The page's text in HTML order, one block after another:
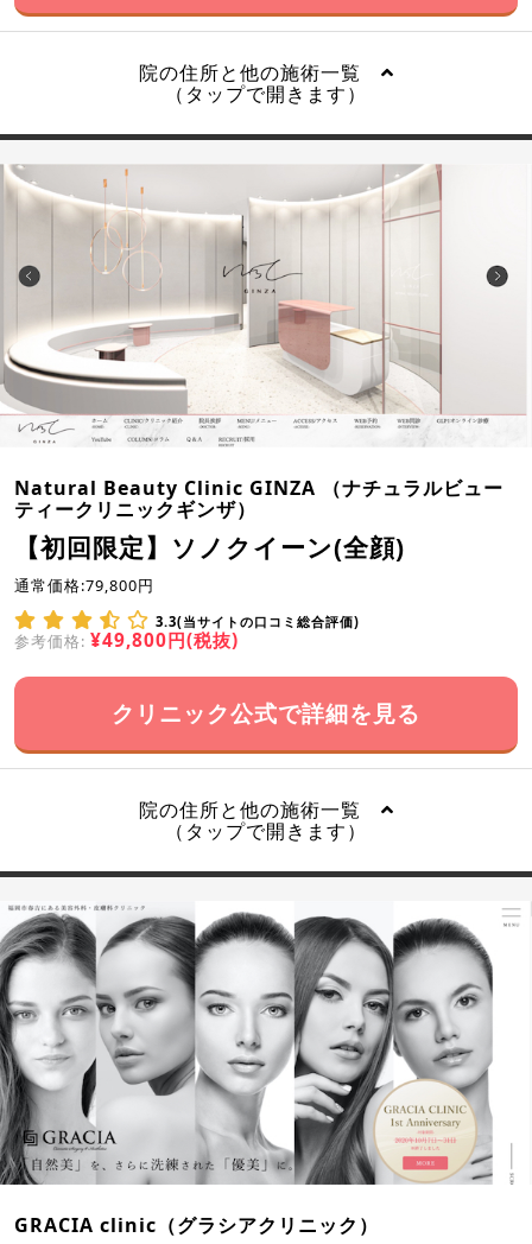
院の住所と他の施術一覧
（タップで開きます）
Natural Beauty Clinic GINZA （ナチュラルビュー
ティークリニックギンザ）
【初回限定】ソノクイーン(全顔)
通常価格:79,800円
3.3(当サイトの口コミ総合評価)
参考価格: ¥49,800円(税抜)
クリニック公式で詳細を見る
院の住所と他の施術一覧
（タップで開きます）
GRACIA clinic（グラシアクリニック）